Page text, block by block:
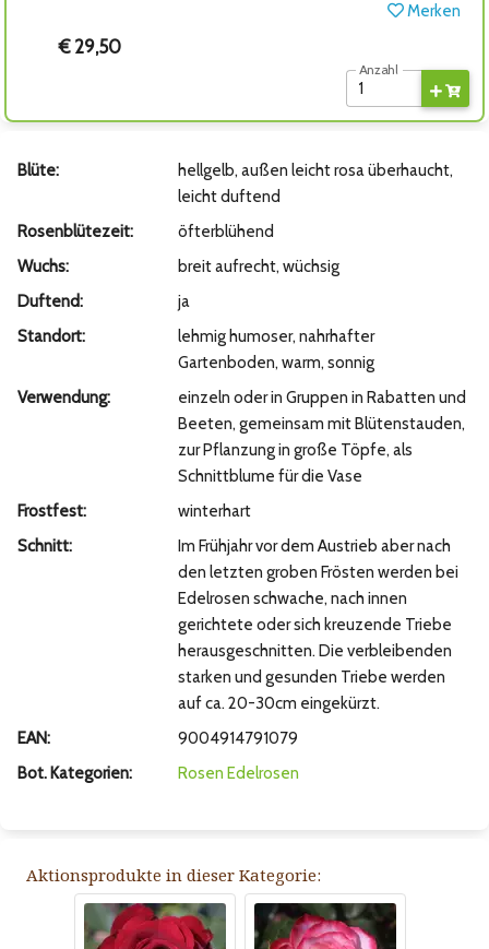
Merken
€ 29,50
Anzahl
Blüte:
hellgelb, außen leicht rosa überhaucht,
leicht duftend
Rosenblütezeit:
öfterblühend
Wuchs:
breit aufrecht, wüchsig
Duftend:
ja
Standort:
lehmig humoser, nahrhafter
Gartenboden, warm, sonnig
Verwendung:
einzeln oder in Gruppen in Rabatten und
Beeten, gemeinsam mit Blütenstauden,
zur Pflanzung in große Töpfe, als
Schnittblume für die Vase
Frostfest:
winterhart
Schnitt:
Im Frühjahr vor dem Austrieb aber nach
den letzten groben Frösten werden bei
Edelrosen schwache, nach innen
gerichtete oder sich kreuzende Triebe
herausgeschnitten. Die verbleibenden
starken und gesunden Triebe werden
auf ca. 20-30cm eingekürzt.
EAN:
9004914791079
Bot. Kategorien:
Rosen Edelrosen
Aktionsprodukte in dieser Kategorie: